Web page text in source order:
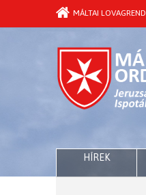
MÁLTAI LOVAGREND
HÍREK